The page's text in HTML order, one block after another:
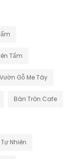
Tấm
Gỗ Me Tây
Bàn Tròn Cafe
Nhiên